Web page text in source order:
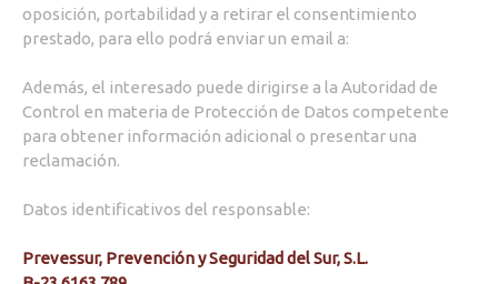
oposición, portabilidad y a retirar el consentimiento
prestado, para ello podrá enviar un email a:
Además, el interesado puede dirigirse a la Autoridad de
Control en materia de Protección de Datos competente
para obtener información adicional o presentar una
reclamación.
Datos identificativos del responsable:
Prevessur, Prevención y Seguridad del Sur, S.L.